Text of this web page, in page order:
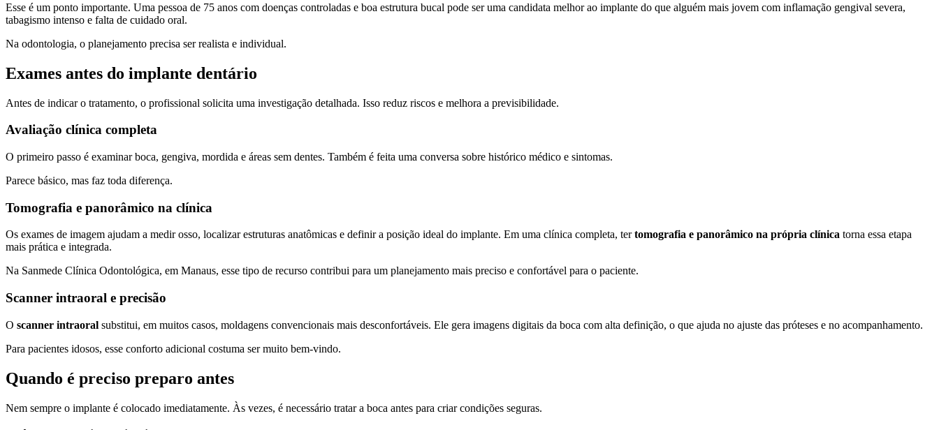
Esse é um ponto importante. Uma pessoa de 75 anos com doenças controladas e boa estrutura bucal pode ser uma candidata melhor ao implante do que alguém mais jovem com inflamação gengival severa,
tabagismo intenso e falta de cuidado oral.
Na odontologia, o planejamento precisa ser realista e individual.
Exames antes do implante dentário
Antes de indicar o tratamento, o profissional solicita uma investigação detalhada. Isso reduz riscos e melhora a previsibilidade.
Avaliação clínica completa
O primeiro passo é examinar boca, gengiva, mordida e áreas sem dentes. Também é feita uma conversa sobre histórico médico e sintomas.
Parece básico, mas faz toda diferença.
Tomografia e panorâmico na clínica
Os exames de imagem ajudam a medir osso, localizar estruturas anatômicas e definir a posição ideal do implante. Em uma clínica completa, tertomografia e panorâmico na própria clínica torna essa etapa
mais prática e integrada.
Na Sanmede Clínica Odontológica, em Manaus, esse tipo de recurso contribui para um planejamento mais preciso e confortável para o paciente.
Scanner intraoral e precisão
O scanner intraoral substitui, em muitos casos, moldagens convencionais mais desconfortáveis. Ele gera imagens digitais da boca com alta definição, o que ajuda no ajuste das próteses e no acompanhamento.
Para pacientes idosos, esse conforto adicional costuma ser muito bem-vindo.
Quando é preciso preparo antes
Nem sempre o implante é colocado imediatamente. Às vezes, é necessário tratar a boca antes para criar condições seguras.